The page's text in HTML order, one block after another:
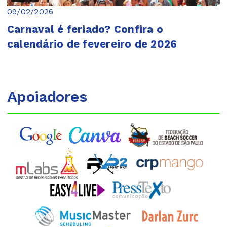
09/02/2026
Carnaval é feriado? Confira o
calendário de fevereiro de 2026
Apoiadores